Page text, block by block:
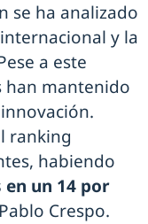
se ha analizado
y la
a este
han mantenido
ranking
habiendo
un 14 por
Crespo.